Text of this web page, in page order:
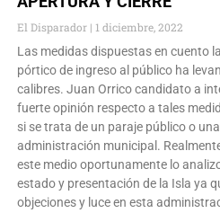
El Disparador
1 diciembre, 2022
Las medidas dispuestas en cuento
pórtico de ingreso al público ha
calibres. Juan Orrico candidato a
fuerte opinión respecto a tales
si se trata de un paraje público o
administración municipal.
este medio oportunamente lo
estado y presentación de la Isla ya
objeciones y luce en esta